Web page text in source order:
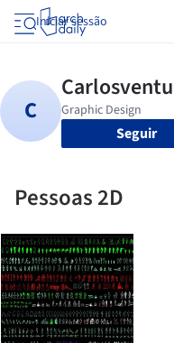
Iniciar sessão
Seguir
Pessoas 2D